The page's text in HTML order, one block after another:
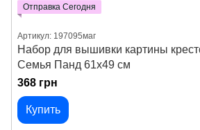
Отправка Сегодня
Артикул: 197095маг
Набор для вышивки картины
Семья Панд 61х49 см
368 грн
Купить